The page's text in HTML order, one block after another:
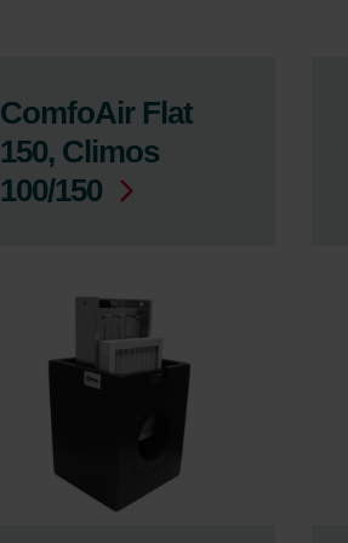
ComfoAir Flat
150, Climos
100/150